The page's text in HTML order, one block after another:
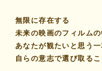
無限に存在する
未来の映画のフィルムの
あなたが観たいと思う一
自らの意志で選び取るこ